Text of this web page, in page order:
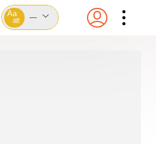
Aa
आ
---